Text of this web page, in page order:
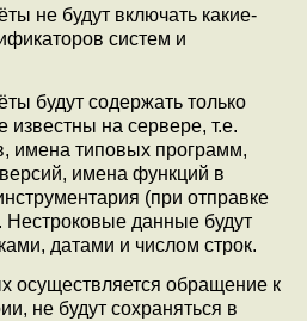
не будут включать какие-
систем и
будут содержать только
известны на сервере, т.е.
имена типовых программ,
имена функций в
(при отправке
Нестроковые данные будут
датами и числом строк.
осуществляется обращение к
не будут сохраняться в